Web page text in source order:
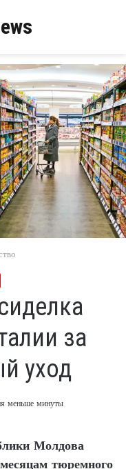
за
уход
меньше минуты
Молдова
тюремного